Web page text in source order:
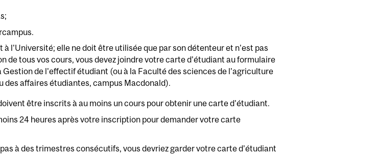
l'Université; elle ne doit être utilisée que par son détenteur et n'est pas
de tous vos cours, vous devez joindre votre carte d'étudiant au formulaire
Gestion de l'effectif étudiant (ou à la Faculté des sciences de l'agriculture
des affaires étudiantes, campus Macdonald).
être inscrits à au moins un cours pour obtenir une carte d'étudiant.
24 heures après votre inscription pour demander votre carte
à des trimestres consécutifs, vous devriez garder votre carte d'étudiant